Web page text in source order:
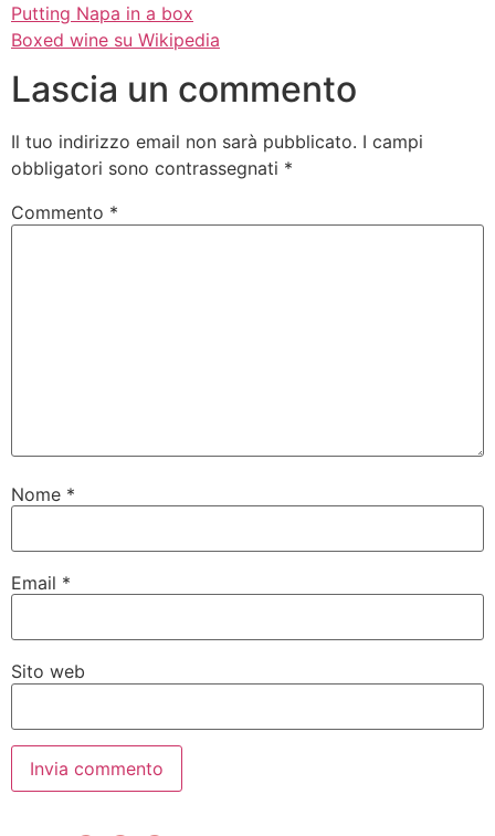
Putting Napa in a box
Boxed wine su Wikipedia
Lascia un commento
Il tuo indirizzo email non sarà pubblicato. I campi
obbligatori sono contrassegnati *
Commento *
Nome *
Email *
Sito web